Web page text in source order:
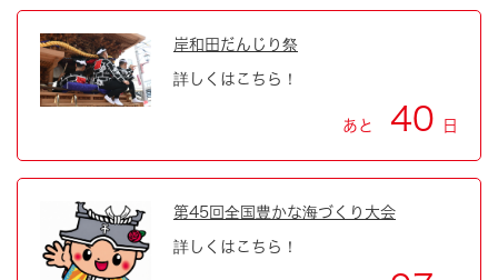
岸和田だんじり祭
詳しくはこちら！
あと 40 日
第45回全国豊かな海づくり大会
詳しくはこちら！